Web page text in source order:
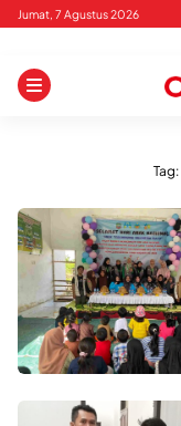
Skip
content
Jumat, 7 Agustus 2026
Tag: